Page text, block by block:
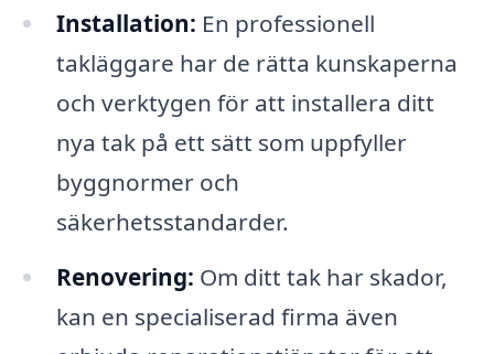
Installation: En professionell
takläggare har de rätta kunskaperna
och verktygen för att installera ditt
nya tak på ett sätt som uppfyller
byggnormer och
säkerhetsstandarder.
Renovering: Om ditt tak har skador,
kan en specialiserad firma även